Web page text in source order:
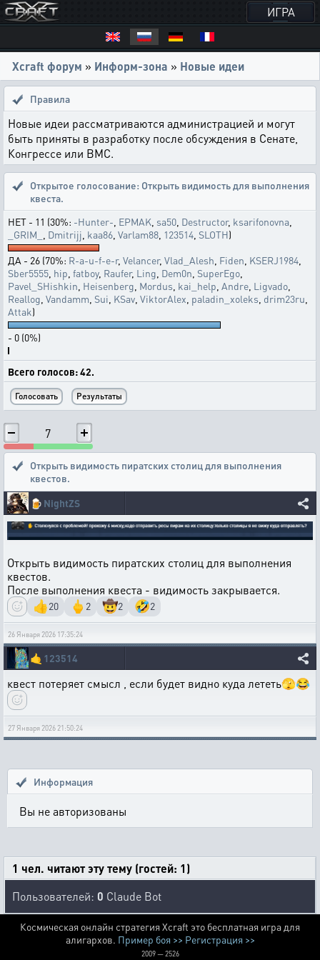
ИГРА
Xcraft форум » Информ-зона » Новые идеи
Правила
Новые идеи рассматриваются администрацией и могут
быть приняты в разработку после обсуждения в Сенате,
Конгрессе или ВМС.
Открытое голосование: Открыть видимость для выполнения
квеста.
НЕТ - 11 (30%: -Hunter- EPMAK sa50 Destructor, ksarifonovna
_GRIM_
Dmitrijj kaa86 Varlam88 123514 SLOTH)
ДА - 26 (70%: R-a-u-f-e-r, Velancer, Vlad_Alesh Fiden KSERJ1984
Sber5555 hip fatboy, Raufer, Ling Dem0n SuperEgo
Pavel_SHishkin Heisenberg Mordus kai_help Andre Ligvado
Reallog Vandamm Sui KSav ViktorAlex paladin_xoleks drim23ru
Attak)
- 0 (0%)
Всего голосов: 42.
7
Открыть видимость пиратских столиц для выполнения
квестов.
🍺 NightZS
Открыть видимость пиратских столиц для выполнения
квестов.
После выполнения квеста - видимость закрывается.
👍20 🖕 2 🤠2 🤣2
26 Января 2026 17:35:24
🤙 123514
квест потеряет смысл , если будет видно куда лететь🫣😂
27 Января 2026 21:50:24
Информация
Вы не авторизованы
1 чел. читают эту тему (гостей: 1)
Пользователей: 0 Claude Bot
Космическая онлайн стратегия Xcraft это бесплатная игра для
алигархов. Пример боя >> Регистрация >>
2009 — 2526